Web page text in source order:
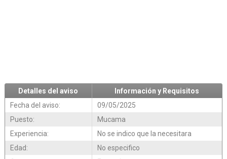
Detalles del aviso
Información y Requisitos
Fecha del aviso:
09/05/2025
Puesto:
Mucama
Experiencia:
No se indico que la necesitara
Edad:
No especifico